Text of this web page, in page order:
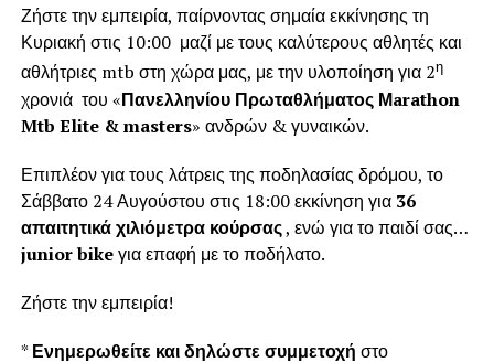
Ζήστε την εμπειρία, παίρνοντας σημαία εκκίνησης τη
Κυριακή στις 10:00 μαζί με τους καλύτερους αθλητές και
αθλήτριες mtb στη χώρα μας, με την υλοποίηση για 2η
χρονιά του «Πανελληνίου Πρωταθλήματος Μarathon
Mtb Elite & masters» ανδρών & γυναικών.
Επιπλέον για τους λάτρεις της ποδηλασίας δρόμου, το
Σάββατο 24 Αυγούστου στις 18:00 εκκίνηση για 36
απαιτητικά χιλιόμετρα κούρσας, ενώ για το παιδί σας…
junior bikeγια επαφή με το ποδήλατο.
Ζήστε την εμπειρία!
* Ενημερωθείτε και δηλώστε συμμετοχή στο